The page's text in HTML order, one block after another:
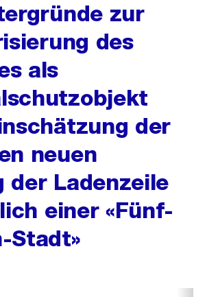
zur
des
als
der
neuen
der Ladenzeile
einer «Fünf-
Stadt»